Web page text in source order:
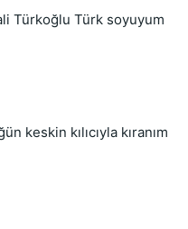
Türkoğlu Türk soyuyum
keskin kılıcıyla kıranım